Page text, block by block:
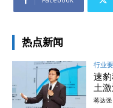
热点新闻
行业
速
土
蒋达强